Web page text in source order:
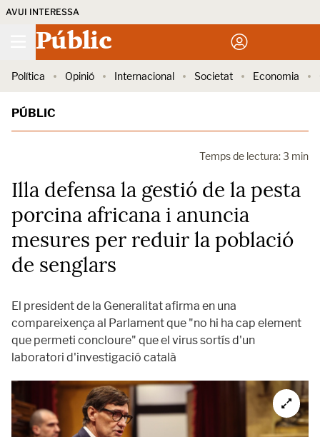
AVUI INTERESSA
Públic
Política Opinió Internacional Societat Economia
PÚBLIC
Temps de lectura: 3 min
Illa defensa la gestió de la pesta
porcina africana i anuncia
mesures per reduir la població
de senglars
El president de la Generalitat afirma en una
compareixença al Parlament que "no hi ha cap element
que permeti concloure" que el virus sortís d'un
laboratori d'investigació català